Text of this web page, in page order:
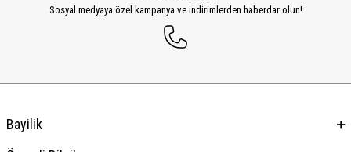
Sosyal medyaya özel kampanya ve indirimlerden haberdar olun!
Bayilik